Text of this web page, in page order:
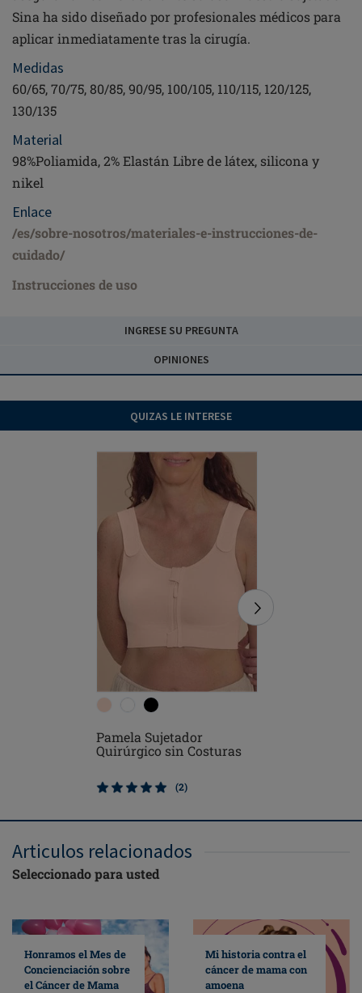
Sina ha sido diseñado por profesionales médicos para
aplicar inmediatamente tras la cirugía.
Medidas
60/65, 70/75, 80/85, 90/95, 100/105, 110/115, 120/125,
130/135
Material
98%Poliamida, 2% Elastán Libre de látex, silicona y
nikel
Enlace
/es/sobre-nosotros/materiales-e-instrucciones-de-
cuidado/
Instrucciones de uso
INGRESE SU PREGUNTA
OPINIONES
QUIZAS LE INTERESE
Pamela Sujetador
Quirúrgico sin Costuras
(2)
Articulos relacionados
Seleccionado para usted
Honramos el Mes de
Concienciación sobre
el Cáncer de Mama
Mi historia contra el
cáncer de mama con
amoena